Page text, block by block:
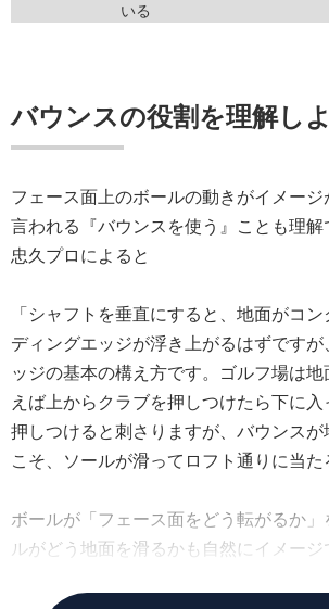
いる
バウンスの役割を理解し
フェース面上のボールの動きがイメージ
言われる『バウンスを使う』ことも理
忠久プロによると
「シャフトを垂直にすると、地面がコ
ディングエッジが浮き上がるはずです
ッジの基本の構え方です。ゴルフ場は
えば上からクラブを押しつけたら下に
押しつけると刺さりますが、バウンスが
こそ、ソールが滑ってロフト通りに当た
ボールが「フェース面をどう転がるか
ルがどう地面を滑るかも自然にイメージ